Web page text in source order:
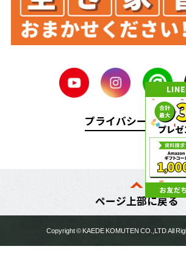
プライバシーポリシ
ページ上部に戻る
Copyright ©KAEDE KOMUTENCO.,LTD All